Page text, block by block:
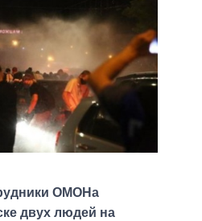
ОМОНа
двух людей на